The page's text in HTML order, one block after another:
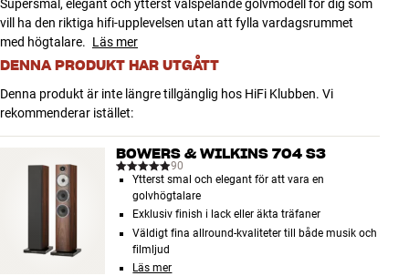
ERBJUDANDEN
Hitta Butik
Kundtjänst
Logga in
Företag
Supersmal, elegant och ytterst välspelande golvmodell för dig som
vill ha den riktiga hifi-upplevelsen utan att fylla vardagsrummet
med högtalare. Läs mer
DENNA PRODUKT HAR UTGÅTT
Denna produkt är inte längre tillgänglig hos HiFi Klubben. Vi
rekommenderar istället:
BOWERS & WILKINS 704 S3
90
Ytterst smal och elegant för att vara en
golvhögtalare
Exklusiv finish i lack eller äkta träfaner
Väldigt fina allround-kvaliteter till både musik och
filmljud
Läs mer